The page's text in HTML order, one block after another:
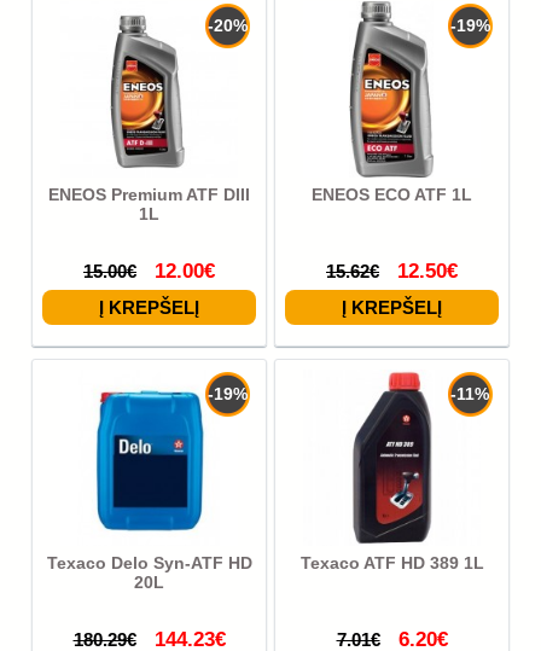
-20%
ENEOS Premium ATF DIII
1L
15.00€ 12.00€
-19%
ENEOS ECO ATF 1L
15.62€ 12.50€
-19%
Texaco Delo Syn-ATF HD
20L
180.29€ 144.23€
-11%
Texaco ATF HD 389 1L
7.01€ 6.20€